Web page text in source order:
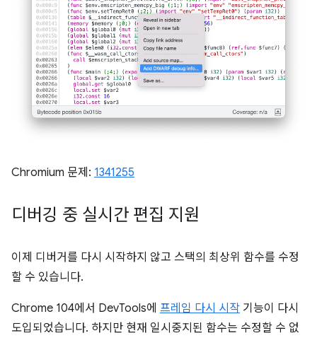
Chromium 문제: 1341255
디버깅 중 실시간 편집 지원
이제 디버거를 다시 시작하지 않고 스택의 최상위 함수를 수정
할 수 있습니다.
Chrome 104에서 DevTools에 프레임 다시 시작 기능이 다시
도입되었습니다. 하지만 현재 일시중지된 함수는 수정할 수 없